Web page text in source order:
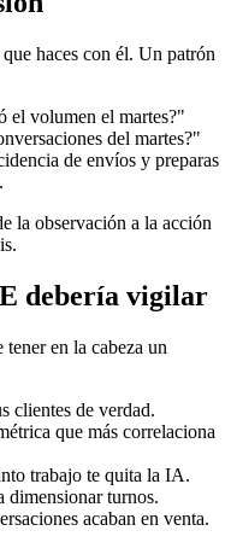
haces con él. Un patrón
el volumen el martes?"
del martes?"
de envíos y preparas
la observación a la acción
debería vigilar
en la cabeza un
clientes de verdad.
que más correlaciona
trabajo te quita la IA.
dimensionar turnos.
acaban en venta.